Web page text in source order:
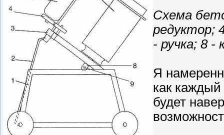
Схема
редуктор;
- ручка; 8 -
Я
как
будет